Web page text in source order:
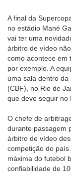
A final da
no estádio Mané
vai ter uma
árbitro de vídeo
como acontece em
por exemplo. A
uma sala dentro
(CBF), no Rio de
que deve seguir no
O chefe de
durante passagem
árbitro de vídeo
competição do
máxima do futebol
confiabilidade de